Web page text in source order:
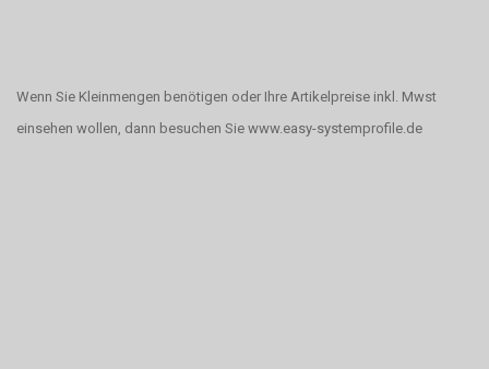
Wenn Sie Kleinmengen benötigen oder Ihre Artikelpreise inkl. Mwst
einsehen wollen, dann besuchen Sie www.easy-systemprofile.de